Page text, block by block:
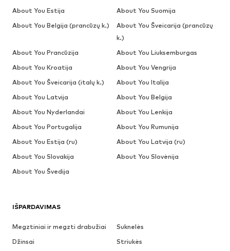
IŠPARDAVIMAS
Megztiniai ir megzti drabužiai
Suknelės
Džinsai
Striukės
About You Estija
About You Suomija
About You Belgija (prancūzų k.)
About You Šveicarija (prancūzų
k.)
About You Prancūzija
About You Liuksemburgas
About You Kroatija
About You Vengrija
About You Šveicarija (italų k.)
About You Italija
About You Latvija
About You Belgija
About You Nyderlandai
About You Lenkija
About You Portugalija
About You Rumunija
About You Estija (ru)
About You Latvija (ru)
About You Slovakija
About You Slovėnija
About You Švedija